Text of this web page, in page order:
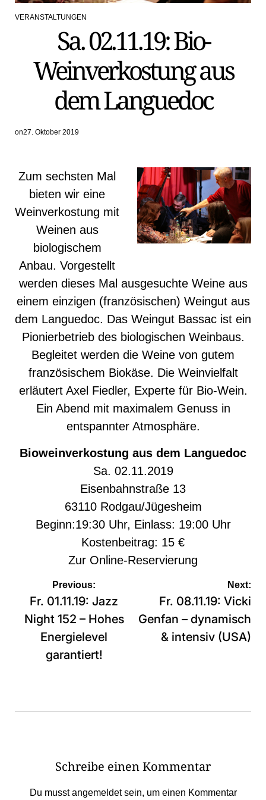
POSTED
VERANSTALTUNGEN
Sa. 02.11.19: Bio-
Weinverkostung aus
dem Languedoc
on27. Oktober 2019
Zum sechsten Mal
bieten wir eine
Weinverkostung mit
Weinen aus
biologischem
Anbau. Vorgestellt
werden dieses Mal ausgesuchte Weine aus
einem einzigen (französischen) Weingut aus
dem Languedoc. Das Weingut Bassac ist ein
Pionierbetrieb des biologischen Weinbaus.
Begleitet werden die Weine von gutem
französischem Biokäse. Die Weinvielfalt
erläutert Axel Fiedler, Experte für Bio-Wein.
Ein Abend mit maximalem Genuss in
entspannter Atmosphäre.
Bioweinverkostung aus dem Languedoc
Sa. 02.11.2019
Eisenbahnstraße 13
63110 Rodgau/Jügesheim
Beginn:19:30 Uhr, Einlass: 19:00 Uhr
Kostenbeitrag: 15 €
Zur Online-Reservierung
Beitragsnavigation
Previous:
Fr. 01.11.19: Jazz
Night 152 – Hohes
Energielevel
garantiert!
Next:
Fr. 08.11.19: Vicki
Genfan – dynamisch
& intensiv (USA)
Schreibe einen Kommentar
Du musstangemeldetsein, um einen Kommentar